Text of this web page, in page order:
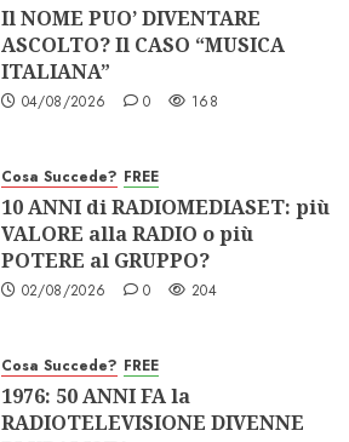
Il NOME PUO’ DIVENTARE
ASCOLTO? Il CASO “MUSICA
ITALIANA”
04/08/2026 0 168
Cosa Succede? FREE
10 ANNI di RADIOMEDIASET: più
VALORE alla RADIO o più
POTERE al GRUPPO?
02/08/2026 0 204
Cosa Succede? FREE
1976: 50 ANNI FA la
RADIOTELEVISIONE DIVENNE